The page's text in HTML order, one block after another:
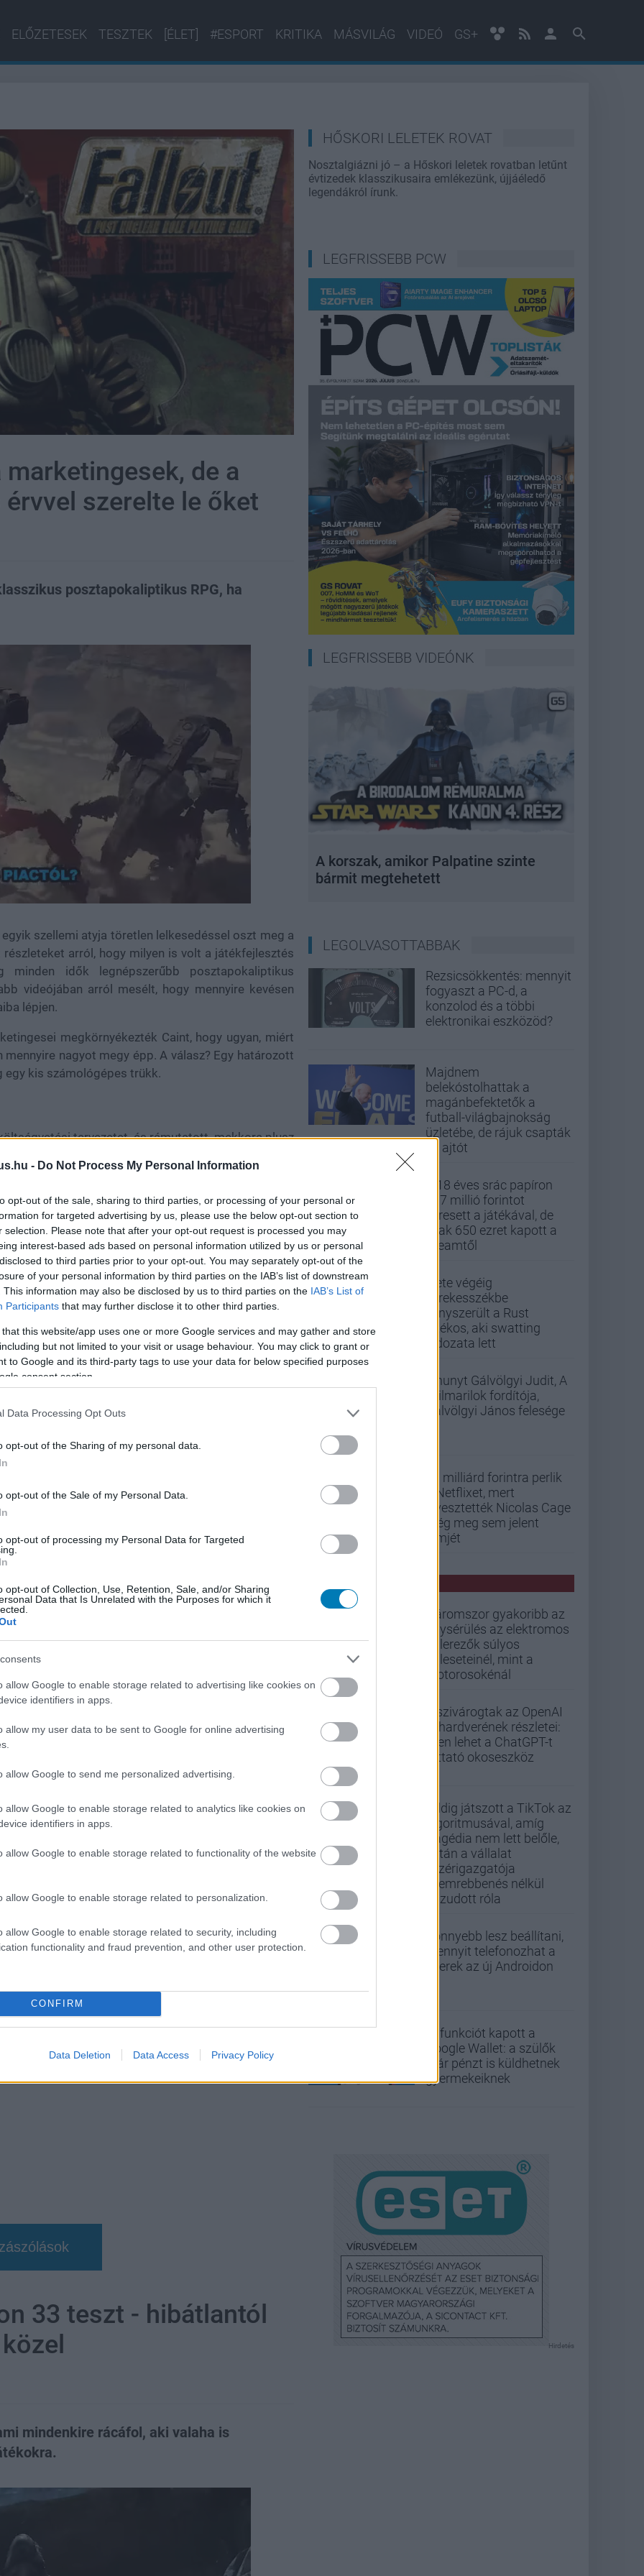
- Do Not Process My Personal Information
opt-out of the sale, sharing to third parties, or processing of your personal or
for targeted advertising by us, please use the below opt-out section to
selection. Please note that after your opt-out request is processed you may
interest-based ads based on personal information utilized by us or personal
to third parties prior to your opt-out. You may separately opt-out of the
of your personal information by third parties on the IAB’s list of downstream
This information may also be disclosed by us to third parties on the IAB’s List of
Participants that may further disclose it to other third parties.
that this website/app uses one or more Google services and may gather and store
but not limited to your visit or usage behaviour. You may click to grant or
to Google and its third-party tags to use your data for below specified purposes
consent section.
Data Processing Opt Outs
opt-out of the Sharing of my personal data.
opt-out of the Sale of my Personal Data.
opt-out of processing my Personal Data for Targeted
opt-out of Collection, Use, Retention, Sale, and/or Sharing
Data that Is Unrelated with the Purposes for which it
allow Google to enable storage related to advertising like cookies on
identifiers in apps.
allow my user data to be sent to Google for online advertising
allow Google to send me personalized advertising.
allow Google to enable storage related to analytics like cookies on
identifiers in apps.
allow Google to enable storage related to functionality of the website
allow Google to enable storage related to personalization.
allow Google to enable storage related to security, including
functionality and fraud prevention, and other user protection.
CONFIRM
Data Deletion Data Access Privacy Policy
ELŐZETESEK TESZTEK [ÉLET] #ESPORT KRITIKA MÁSVILÁG VIDEÓ GS+
de a
szerelte le őket
posztapokaliptikus RPG, ha
szellemi atyja töretlen lelkesedéssel oszt meg a
arról, hogy milyen is volt a játékfejlesztés
idők legnépszerűbb posztapokaliptikus
videójában arról mesélt, hogy mennyire kevésen
lépjen.
megkörnyékezték Caint, hogy ugyan, miért
nagyot megy épp. A válasz? Egy határozott
egy kis számológépes trükk.
tervezetet, és rámutatott, mekkora plusz
A marketingosztály csendben visszavonulót fújt,
harcrendszerrel felvértezett Falloutot, amit ma is
ellenezné, hogy bármiféle remake valós
osztott modell lehetőséget ad a játékosnak, hogy
körülötte - nem csak reagál, hanem valóban
gyors, túl kaotikus, és a Fallout világához egész
irányt vett a Fallout, de a VATS-célzórendszer
hagyatékából a 2008-as Fallout 3.
jön szembe GSO-n vagy a social médiában.
a legjobbakat,
iratkozz fel hírlevelünkre!
hangulata – Jön a második forduló! (X)
33 teszt - hibátlantól
mindenkire rácáfol, aki valaha is
HŐSKORI LELETEK ROVAT
Nosztalgiázni jó – a Hőskori leletek rovatban letűnt
évtizedek klasszikusaira emlékezünk, újjáéledő
legendákról írunk.
LEGFRISSEBB PCW
LEGFRISSEBB VIDEÓNK
A korszak, amikor Palpatine szinte
bármit megtehetett
LEGOLVASOTTABBAK
Rezsicsökkentés: mennyit
fogyaszt a PC-d, a
konzolod és a többi
elektronikai eszközöd?
Majdnem
belekóstolhattak a
magánbefektetők a
futball-világbajnokság
üzletébe, de rájuk csapták
az ajtót
A 18 éves srác papíron
437 millió forintot
keresett a játékával, de
csak 650 ezret kapott a
Steamtől
Élete végéig
kerekesszékbe
kényszerült a Rust
játékos, aki swatting
áldozata lett
Elhunyt Gálvölgyi Judit, A
szilmarilok fordítója,
Gálvölgyi János felesége
33 milliárd forintra perlik
a Netflixet, mert
elvesztették Nicolas Cage
még meg sem jelent
filmjét
Háromszor gyakoribb az
agysérülés az elektromos
rollerezők súlyos
baleseteinél, mint a
motorosokénál
Kiszivárogtak az OpenAI
új hardverének részletei:
ilyen lehet a ChatGPT-t
futtató okoseszköz
Addig játszott a TikTok az
algoritmusával, amíg
tragédia nem lett belőle,
aztán a vállalat
vezérigazgatója
szemrebbenés nélkül
hazudott róla
Könnyebb lesz beállítani,
mennyit telefonozhat a
gyerek az új Androidon
Új funkciót kapott a
Google Wallet: a szülők
már pénzt is küldhetnek
gyermekeiknek
Hirdetés